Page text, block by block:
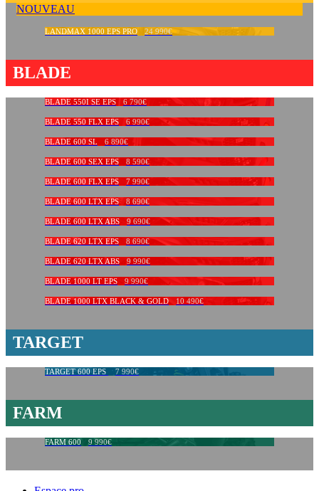
NOUVEAU
LANDMAX 1000 EPS PRO 24 990€
BLADE
BLADE 550I SE EPS 6 790€
BLADE 550 FLX EPS 6 990€
BLADE 600 SL 6 890€
BLADE 600 SEX EPS 8 590€
BLADE 600 FLX EPS 7 990€
BLADE 600 LTX EPS 8 690€
BLADE 600 LTX ABS 9 690€
BLADE 620 LTX EPS 8 690€
BLADE 620 LTX ABS 9 990€
BLADE 1000 LT EPS 9 990€
BLADE 1000 LTX BLACK & GOLD 10 490€
TARGET
TARGET 600 EPS 7 990€
FARM
FARM 600 9 990€